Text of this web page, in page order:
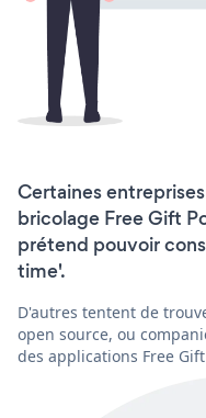
Certaines
bricolage Free Gift
prétend pouvoir
time'.
D'autres tentent de
open source, ou
des applications Free